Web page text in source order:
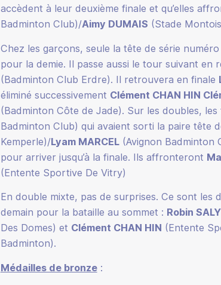
accèdent à leur deuxième finale et qu’elles
Badminton Club)/Aimy DUMAIS (Stade
Chez les garçons, seule la tête de série numéro
pour la demie. Il passe aussi le tour suivant
(Badminton Club Erdre). Il retrouvera en finale
éliminé successivement Clément CHAN HIN
(Badminton Côte de Jade). Sur les doubles, les
Badminton Club) qui avaient sorti la paire tête
Kemperle)/Lyam MARCEL(Avignon Badminton
pour arriver jusqu’à la finale. Ils affronteront
(Entente Sportive De Vitry)
En double mixte, pas de surprises. Ce sont les
demain pour la bataille au sommet : Robin SALY
Des Domes) et Clément CHAN HIN (Entente
Badminton).
Médailles de bronze: